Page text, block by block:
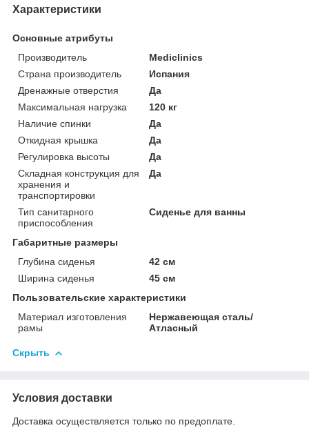
Характеристики
Основные атрибуты
Производитель
Mediclinics
Страна производитель
Испания
Дренажные отверстия
Да
Максимальная нагрузка
120 кг
Наличие спинки
Да
Откидная крышка
Да
Регулировка высоты
Да
Складная конструкция для
хранения и
транспортировки
Да
Тип санитарного
приспособления
Сиденье для ванны
Габаритные размеры
Глубина сиденья
42 см
Ширина сиденья
45 см
Пользовательские характеристики
Материал изготовления
рамы
Нержавеющая сталь/
Атласный
Скрыть
Условия доставки
Доставка осуществляется только по предоплате.